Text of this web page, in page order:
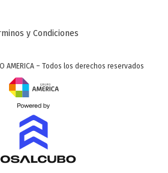
y Condiciones
AMERICA – Todos los derechos reservados